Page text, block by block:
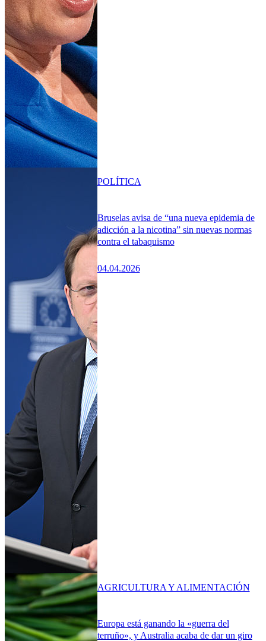
Bruselas avisa de “una nueva epidemia de
adicción a la nicotina” sin nuevas normas
contra el tabaquismo
04.04.2026
POLÍTICA
Europa está ganando la «guerra del
terruño», y Australia acaba de dar un giro
AGRICULTURA Y ALIMENTACIÓN